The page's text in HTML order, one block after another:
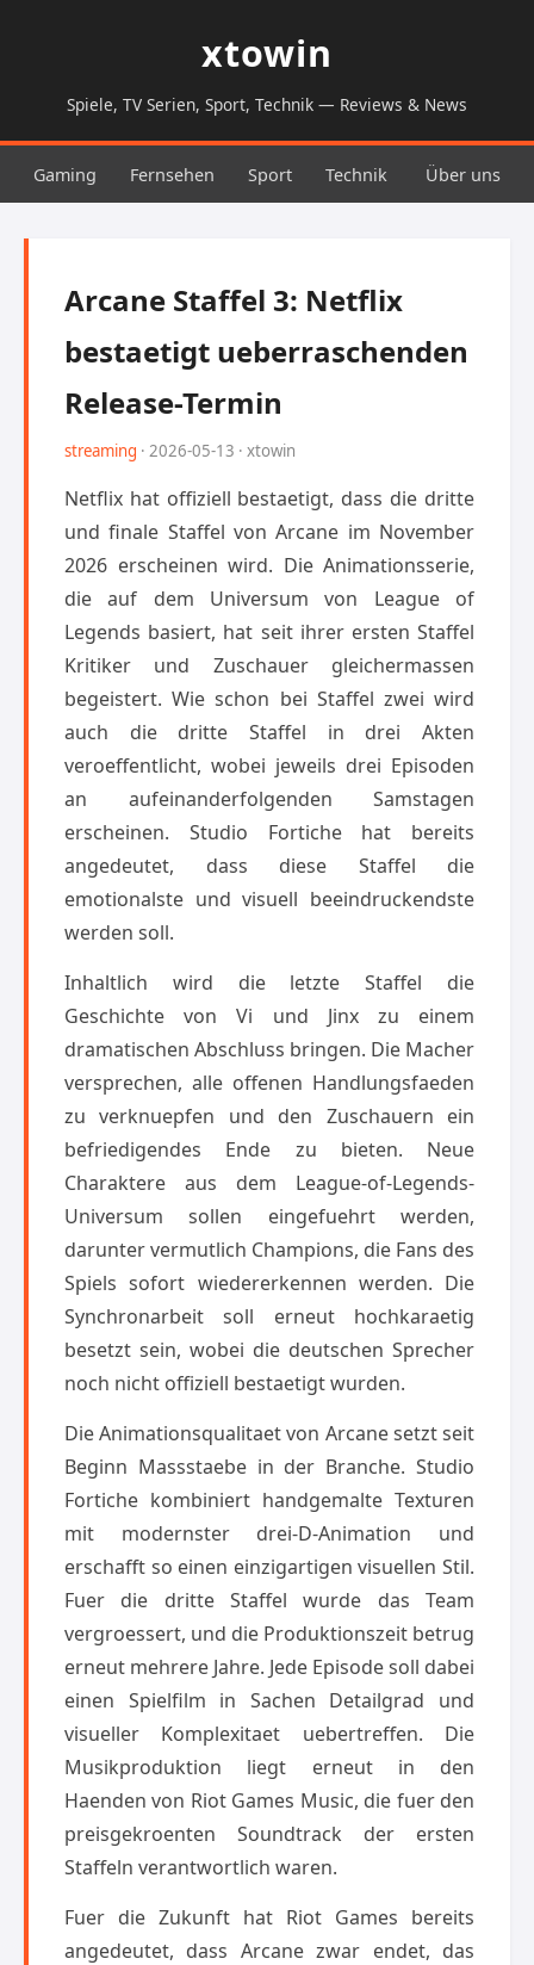
xtowin
Spiele, TV Serien, Sport, Technik — Reviews & News
Gaming Fernsehen Sport Technik Über uns
Arcane Staffel 3: Netflix
bestaetigt ueberraschenden
Release-Termin
streaming · 2026-05-13 · xtowin
Netflix hat offiziell bestaetigt, dass die dritte
und finale Staffel von Arcane im November
2026 erscheinen wird. Die Animationsserie,
die auf dem Universum von League of
Legends basiert, hat seit ihrer ersten Staffel
Kritiker und Zuschauer gleichermassen
begeistert. Wie schon bei Staffel zwei wird
auch die dritte Staffel in drei Akten
veroeffentlicht, wobei jeweils drei Episoden
an aufeinanderfolgenden Samstagen
erscheinen. Studio Fortiche hat bereits
angedeutet, dass diese Staffel die
emotionalste und visuell beeindruckendste
werden soll.
Inhaltlich wird die letzte Staffel die
Geschichte von Vi und Jinx zu einem
dramatischen Abschluss bringen. Die Macher
versprechen, alle offenen Handlungsfaeden
zu verknuepfen und den Zuschauern ein
befriedigendes Ende zu bieten. Neue
Charaktere aus dem League-of-Legends-
Universum sollen eingefuehrt werden,
darunter vermutlich Champions, die Fans des
Spiels sofort wiedererkennen werden. Die
Synchronarbeit soll erneut hochkaraetig
besetzt sein, wobei die deutschen Sprecher
noch nicht offiziell bestaetigt wurden.
Die Animationsqualitaet von Arcane setzt seit
Beginn Massstaebe in der Branche. Studio
Fortiche kombiniert handgemalte Texturen
mit modernster drei-D-Animation und
erschafft so einen einzigartigen visuellen Stil.
Fuer die dritte Staffel wurde das Team
vergroessert, und die Produktionszeit betrug
erneut mehrere Jahre. Jede Episode soll dabei
einen Spielfilm in Sachen Detailgrad und
visueller Komplexitaet uebertreffen. Die
Musikproduktion liegt erneut in den
Haenden von Riot Games Music, die fuer den
preisgekroenten Soundtrack der ersten
Staffeln verantwortlich waren.
Fuer die Zukunft hat Riot Games bereits
angedeutet, dass Arcane zwar endet, das